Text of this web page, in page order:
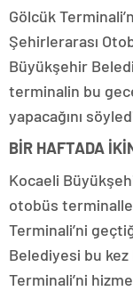
Gölcük
Şehirlerarası
Büyükşehir
terminalin bu
yapacağını
BİR HAFTADA
Kocaeli
otobüs
Terminali’ni
Belediyesi bu
Terminali’ni